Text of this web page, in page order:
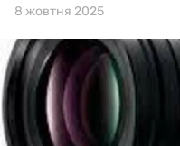
8 жовтня 2025